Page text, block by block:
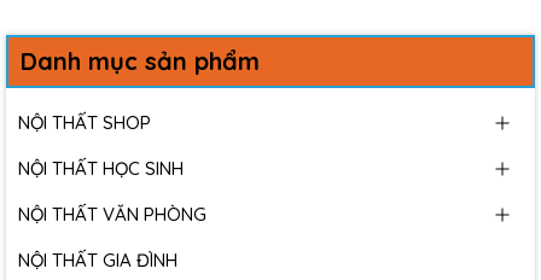
Danh mục sản phẩm
NỘI THẤT SHOP
NỘI THẤT HỌC SINH
NỘI THẤT VĂN PHÒNG
NỘI THẤT GIA ĐÌNH